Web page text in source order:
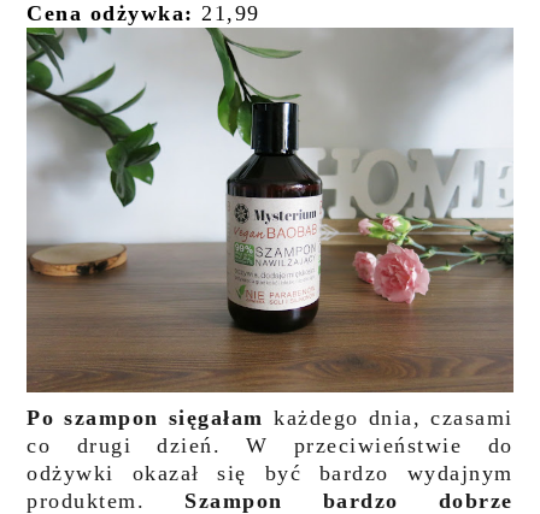
Cena odżywka: 21,99
Po szampon sięgałam każdego dnia, czasami
co drugi dzień. W przeciwieństwie do
odżywki okazał się być bardzo wydajnym
produktem. Szampon bardzo dobrze